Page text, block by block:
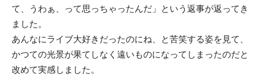
て、うわぁ、って思っちゃったんだ」という返事が返ってき
ました。
あんなにライブ大好きだったのにね、と苦笑する姿を見て、
かつての光景が果てしなく遠いものになってしまったのだと
改めて実感しました。